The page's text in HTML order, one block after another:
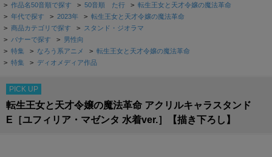
> 作品名50音順で探す > 50音順 た行 > 転生王女と天才令嬢の魔法革命
> 年代で探す > 2023年 > 転生王女と天才令嬢の魔法革命
> 商品カテゴリで探す > スタンド・ジオラマ
> バナーで探す > 男性向
> 特集 > なろう系アニメ > 転生王女と天才令嬢の魔法革命
> 特集 > ディオメディア作品
PICK UP
転生王女と天才令嬢の魔法革命 アクリルキャラスタンド
E［ユフィリア・マゼンタ 水着ver.］【描き下ろし】